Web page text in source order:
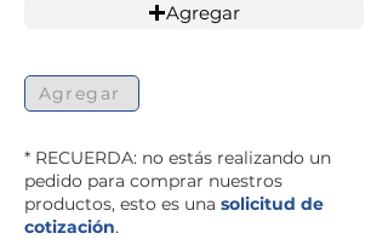
Agregar
Agregar
* RECUERDA: no estás realizando un
pedido para comprar nuestros
productos, esto es una solicitud de
cotización.